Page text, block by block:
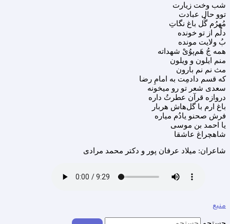
شب وخت زیارت
توو حال عبادت
مُهرُم گُل باغ نگاتِ
دلُم از تو خونده
بُ ولایت مونده
همه جُ هَم‌پوُیْ شهداته
منم ایلون و ویلون
مث نم نم بارون
که قسم دادمِت به امامِ رضا
سعدی شعر تو رو میخونه
دروازه قرآن عطرتُ داره
باغ ارم با گل‌هاش هربار
فرش صحنو یادُم میاره
یا احمد بن موسی
شاهچراغ عاشقا
شاعران: میلاد عرفان پور و دکتر محمد مرادی
منبع